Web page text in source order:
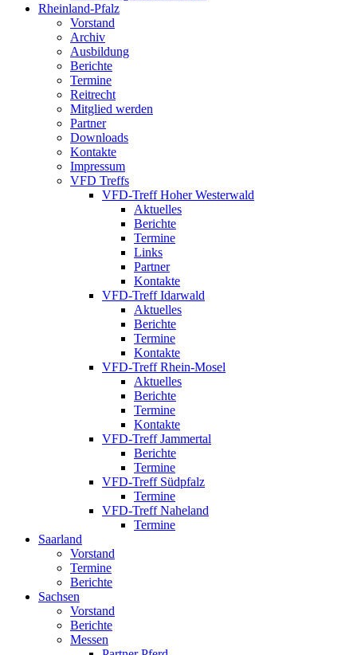
Rheinland-Pfalz
Vorstand
Archiv
Ausbildung
Berichte
Termine
Reitrecht
Mitglied werden
Partner
Downloads
Kontakte
Impressum
VFD Treffs
VFD-Treff Hoher Westerwald
Aktuelles
Berichte
Termine
Links
Partner
Kontakte
VFD-Treff Idarwald
Aktuelles
Berichte
Termine
Kontakte
VFD-Treff Rhein-Mosel
Aktuelles
Berichte
Termine
Kontakte
VFD-Treff Jammertal
Berichte
Termine
VFD-Treff Südpfalz
Termine
VFD-Treff Naheland
Termine
Saarland
Vorstand
Termine
Berichte
Sachsen
Vorstand
Berichte
Messen